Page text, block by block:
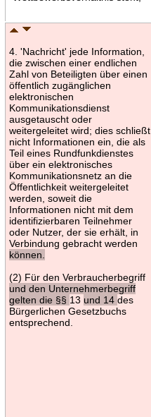
4. 'Nachricht' jede Information,
die zwischen einer endlichen
Zahl von Beteiligten über einen
öffentlich zugänglichen
elektronischen
Kommunikationsdienst
ausgetauscht oder
weitergeleitet wird; dies schließt
nicht Informationen ein, die als
Teil eines Rundfunkdienstes
über ein elektronisches
Kommunikationsnetz an die
Öffentlichkeit weitergeleitet
werden, soweit die
Informationen nicht mit dem
identifizierbaren Teilnehmer
oder Nutzer, der sie erhält, in
Verbindung gebracht werden
können.
(2) Für den Verbraucherbegriff
und den Unternehmerbegriff
gelten die §§ 13 und 14 des
Bürgerlichen Gesetzbuchs
entsprechend.